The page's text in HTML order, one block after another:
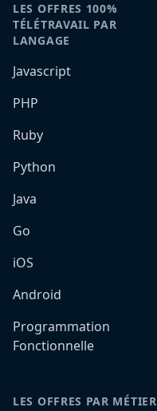
LES OFFRES 100%
TÉLÉTRAVAIL PAR
LANGAGE
Javascript
PHP
Ruby
Python
Java
Go
iOS
Android
Programmation
Fonctionnelle
LES OFFRES PAR MÉTIER